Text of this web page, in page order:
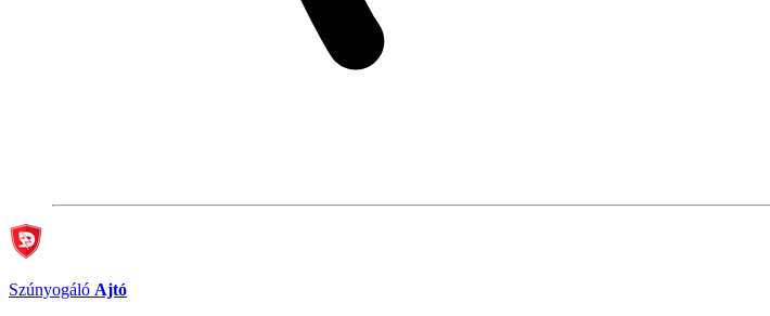
Szúnyogáló Ajtó